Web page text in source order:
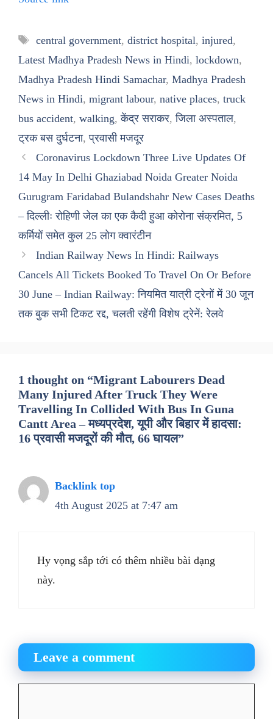
Tags
central government, district hospital, injured,
Latest Madhya Pradesh News in Hindi, lockdown,
Madhya Pradesh Hindi Samachar, Madhya Pradesh
News in Hindi, migrant labour, native places, truck
bus accident, walking,केंद्र सराकर,जिला अस्पताल,
ट्रक बस दुर्घटना,प्रवासी मजदूर
Coronavirus Lockdown Three Live Updates Of
14 May In Delhi Ghaziabad Noida Greater Noida
Gurugram Faridabad Bulandshahr New Cases Deaths
– दिल्लीः रोहिणी जेल का एक कैदी हुआ कोरोना संक्रमित, 5
कर्मियों समेत कुल 25 लोग क्वारंटीन
Indian Railway News In Hindi: Railways
Cancels All Tickets Booked To Travel On Or Before
30 June – Indian Railway: नियमित यात्री ट्रेनों में 30 जून
तक बुक सभी टिकट रद्द, चलती रहेंगी विशेष ट्रेनें: रेलवे
1 thought on “Migrant Labourers Dead
Many Injured After Truck They Were
Travelling In Collided With Bus In Guna
Cantt Area – मध्यप्रदेश, यूपी और बिहार में हादसा:
16 प्रवासी मजदूरों की मौत, 66 घायल”
Backlink top
4th August 2025 at 7:47 am
Hy vọng sắp tới có thêm nhiều bài dạng
này.
Leave a comment